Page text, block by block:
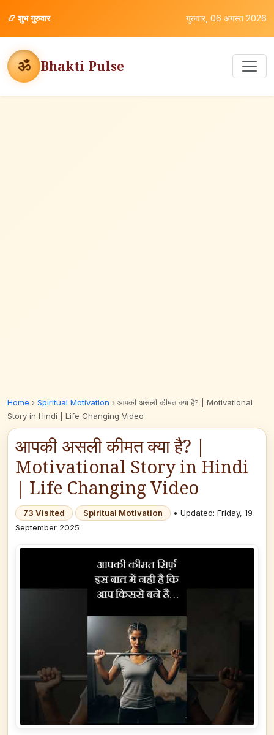
📿शुभ गुरुवार गुरुवार, 06 अगस्त 2026
ॐ Bhakti Pulse
Home › Spiritual Motivation › आपकी असली कीमत क्या है? | Motivational
Story in Hindi | Life Changing Video
आपकी असली कीमत क्या है? |
Motivational Story in Hindi
| Life Changing Video
73 Visited Spiritual Motivation
• Updated: Friday, 19
September 2025